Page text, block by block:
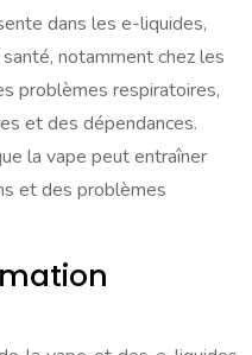
dans les e-liquides,
notamment chez les
problèmes respiratoires,
et des dépendances.
la vape peut entraîner
et des problèmes